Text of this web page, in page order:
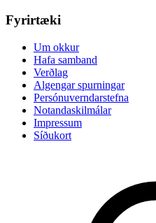
Fyrirtæki
Um okkur
Hafa samband
Verðlag
Algengar spurningar
Persónuverndarstefna
Notandaskilmálar
Impressum
Síðukort